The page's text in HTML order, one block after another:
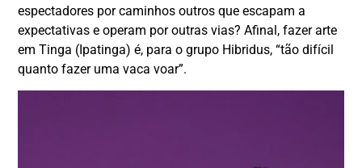
espectadores por caminhos outros que escapam a
expectativas e operam por outras vias? Afinal, fazer arte
em Tinga (Ipatinga) é, para o grupo Hibridus, “tão difícil
quanto fazer uma vaca voar”.